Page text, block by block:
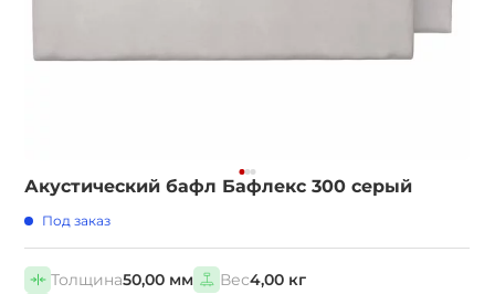
Акустический бафл Бафлекс 300 серый
Под заказ
Толщина50,00 мм Вес4,00 кг